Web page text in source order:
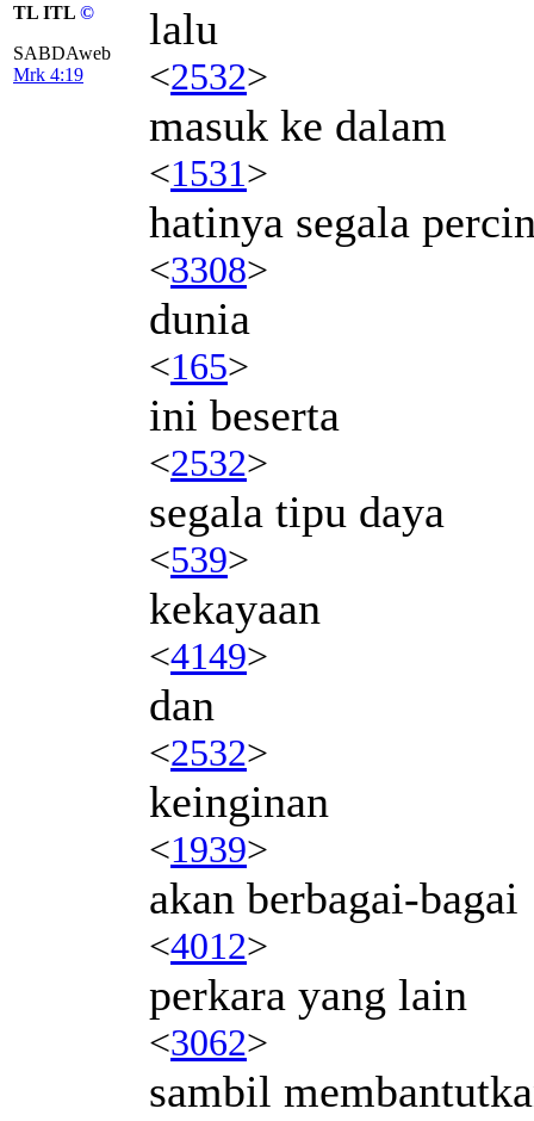
TL ITL ©
SABDAweb
Mrk 4:19
lalu
<2532>
masuk ke dalam
<1531>
hatinya segala
<3308>
dunia
<165>
ini beserta
<2532>
segala tipu daya
<539>
kekayaan
<4149>
dan
<2532>
keinginan
<1939>
akan berbagai-bagai
<4012>
perkara yang lain
<3062>
sambil